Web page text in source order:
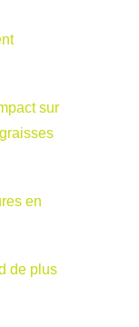
sur
en
de plus